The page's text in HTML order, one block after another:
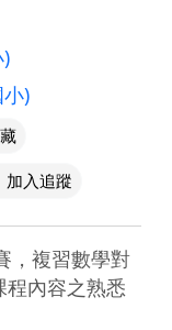
)
加入追蹤
，複習數學對
內容之熟悉